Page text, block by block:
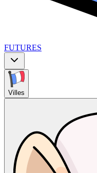
FUTURES
Villes